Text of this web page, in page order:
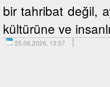
bir tahribat değil,
kültürüne ve
25.06.2026, 13:57